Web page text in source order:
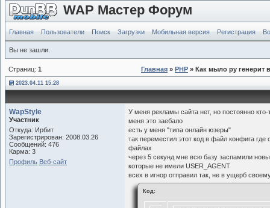
WAP Мастер Форум
Главная Пользователи Поиск Загрузки Мобильная версия Регистрация
Вы не зашли.
Страниц: 1 Главная » PHP » Как мыло ру генерит
2023.04.11 15:28
WapStyle
Участник
Откуда: Ирбит
Зарегистрирован: 2008.03.26
Сообщений: 476
Карма: 3
Профиль Веб-сайт
У меня рекламы сайта нет, но постоянно
меня это заебало
есть у меня "типа онлайн юзеры"
так переместил этот код в файл конфига
файлах
через 5 секунд мне всю базу заспамили
которые не имели USER_AGENT
всех в игнор отправил так, не в ущерб
Код: